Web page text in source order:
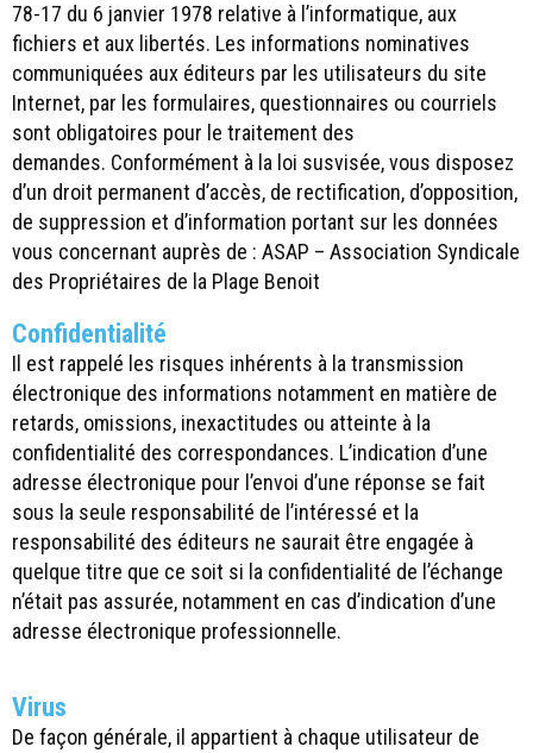
78-17 du 6 janvier 1978 relative à l’informatique, aux
fichiers et aux libertés. Les informations nominatives
communiquées aux éditeurs par les utilisateurs du site
Internet, par les formulaires, questionnaires ou courriels
sont obligatoires pour le traitement des
demandes. Conformément à la loi susvisée, vous disposez
d’un droit permanent d’accès, de rectification, d’opposition,
de suppression et d’information portant sur les données
vous concernant auprès de : ASAP – Association Syndicale
des Propriétaires de la Plage Benoit
Confidentialité
Il est rappelé les risques inhérents à la transmission
électronique des informations notamment en matière de
retards, omissions, inexactitudes ou atteinte à la
confidentialité des correspondances. L’indication d’une
adresse électronique pour l’envoi d’une réponse se fait
sous la seule responsabilité de l’intéressé et la
responsabilité des éditeurs ne saurait être engagée à
quelque titre que ce soit si la confidentialité de l’échange
n’était pas assurée, notamment en cas d’indication d’une
adresse électronique professionnelle.
Virus
De façon générale, il appartient à chaque utilisateur de